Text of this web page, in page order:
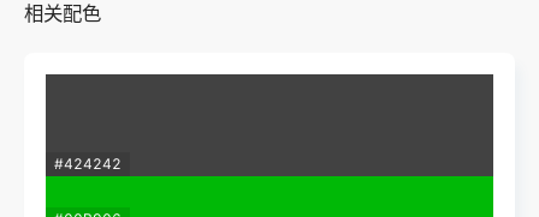
相关配色
#424242